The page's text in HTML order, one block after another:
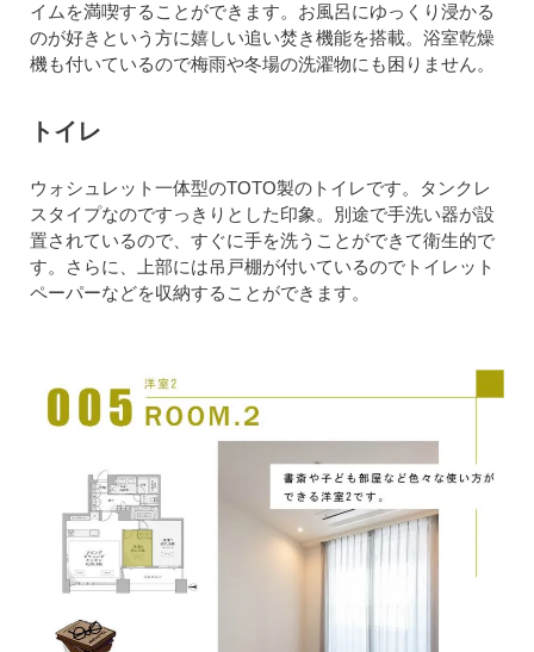
イムを満喫することができます。お風呂にゆっくり浸かる
のが好きという方に嬉しい追い焚き機能を搭載。浴室乾燥
機も付いているので梅雨や冬場の洗濯物にも困りません。
トイレ
ウォシュレット一体型のTOTO製のトイレです。タンクレ
スタイプなのですっきりとした印象。別途で手洗い器が設
置されているので、すぐに手を洗うことができて衛生的で
す。さらに、上部には吊戸棚が付いているのでトイレット
ペーパーなどを収納することができます。